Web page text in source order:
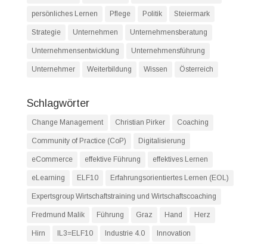
persönliches Lernen Pflege Politik Steiermark
Strategie Unternehmen Unternehmensberatung
Unternehmensentwicklung Unternehmensführung
Unternehmer Weiterbildung Wissen Österreich
Schlagwörter
Change Management Christian Pirker Coaching
Community of Practice (CoP) Digitalisierung
eCommerce effektive Führung effektives Lernen
eLearning ELF10 Erfahrungsorientiertes Lernen (EOL)
Expertsgroup Wirtschaftstraining und Wirtschaftscoaching
Fredmund Malik Führung Graz Hand Herz
Hirn IL3=ELF10 Industrie 4.0 Innovation